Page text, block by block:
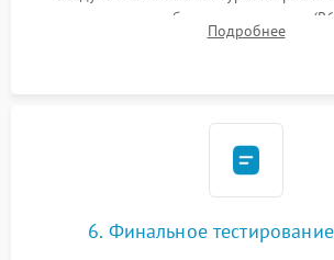
дозированным объемом хладагента
электронным весам. Контроль рабочего
Подробнее
6. Финальное